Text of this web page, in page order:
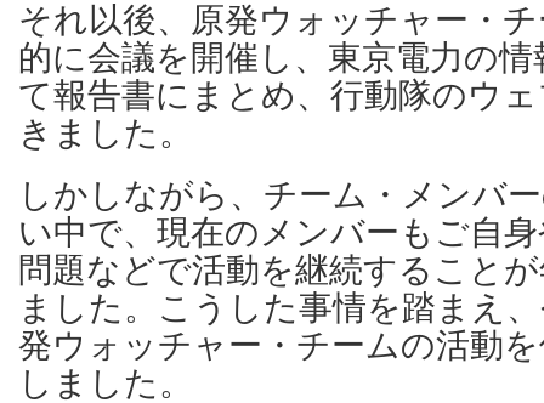
それ以後、原発ウォッチャー・
的に会議を開催し、東京電力の
て報告書にまとめ、行動隊のウ
きました。
しかしながら、チーム・メンバ
い中で、現在のメンバーもご自
問題などで活動を継続すること
ました。こうした事情を踏まえ
発ウォッチャー・チームの活動
しました。